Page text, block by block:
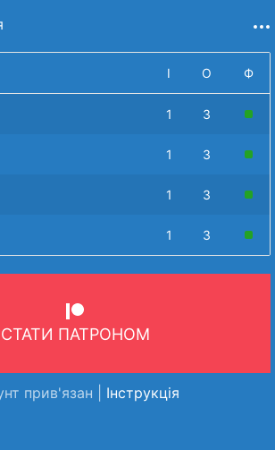
І О Ф
1 3
1 3
1 3
1 3
СТАТИ ПАТРОНОМ
прив'язан | Інструкція